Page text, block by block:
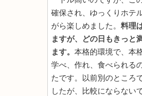
確保され、ゆっくりホテ
がら楽しめました。 料理
ますが、どの日もきっと
ます。 本格的環境で、本
学べ、作れ、食べられる
たです。以前別のところ
したが、比較にならない